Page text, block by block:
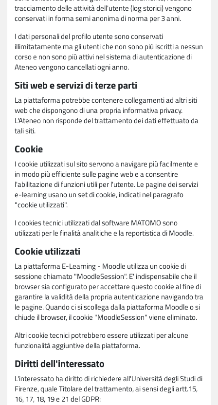
tracciamento delle attività dell'utente (log storici) vengono
conservati in forma semi anonima di norma per 3 anni.
I dati personali del profilo utente sono conservati
illimitatamente ma gli utenti che non sono più iscritti a nessun
corso e non sono più attivi nel sistema di autenticazione di
Ateneo vengono cancellati ogni anno.
Siti web e servizi di terze parti
La piattaforma potrebbe contenere collegamenti ad altri siti
web che dispongono di una propria informativa privacy.
L'Ateneo non risponde del trattamento dei dati effettuato da
tali siti.
Cookie
I cookie utilizzati sul sito servono a navigare più facilmente e
in modo più efficiente sulle pagine web e a consentire
l'abilitazione di funzioni utili per l'utente. Le pagine dei servizi
e-learning usano un set di cookie, indicati nel paragrafo
"cookie utilizzati".
I cookies tecnici utilizzati dal software MATOMO sono
utilizzati per le finalità analitiche e la reportistica di Moodle.
Cookie utilizzati
La piattaforma E-Learning - Moodle utilizza un cookie di
sessione chiamato "MoodleSession". E' indispensabile che il
browser sia configurato per accettare questo cookie al fine di
garantire la validità della propria autenticazione navigando tra
le pagine. Quando ci si scollega dalla piattaforma Moodle o si
chiude il browser, il cookie "MoodleSession" viene eliminato.
Altri cookie tecnici potrebbero essere utilizzati per alcune
funzionalità aggiuntive della piattaforma.
Diritti dell'interessato
L'interessato ha diritto di richiedere all'Università degli Studi di
Firenze, quale Titolare del trattamento, ai sensi degli artt.15,
16, 17, 18, 19 e 21 del GDPR: